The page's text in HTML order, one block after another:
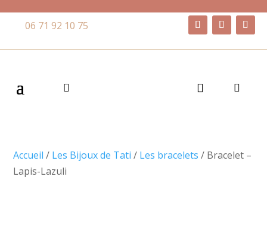
06 71 92 10 75
Accueil / Les Bijoux de Tati / Les bracelets / Bracelet –
Lapis-Lazuli